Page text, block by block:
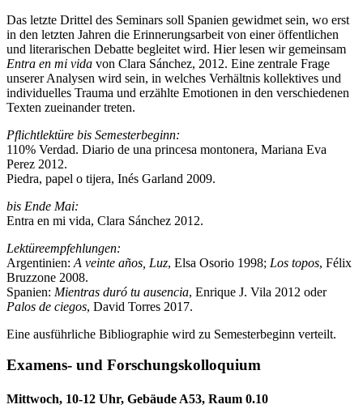
Das letzte Drittel des Seminars soll Spanien gewidmet sein, wo erst
in den letzten Jahren die Erinnerungsarbeit von einer öffentlichen
und literarischen Debatte begleitet wird. Hier lesen wir gemeinsam
Entra en mi vida von Clara Sánchez, 2012. Eine zentrale Frage
unserer Analysen wird sein, in welches Verhältnis kollektives und
individuelles Trauma und erzählte Emotionen in den verschiedenen
Texten zueinander treten.
Pflichtlektüre bis Semesterbeginn:
110% Verdad. Diario de una princesa montonera, Mariana Eva
Perez 2012.
Piedra, papel o tijera, Inés Garland 2009.
bis Ende Mai:
Entra en mi vida, Clara Sánchez 2012.
Lektüreempfehlungen:
Argentinien: A veinte años, Luz, Elsa Osorio 1998; Los topos, Félix
Bruzzone 2008.
Spanien: Mientras duró tu ausencia, Enrique J. Vila 2012 oder
Palos de ciegos, David Torres 2017.
Eine ausführliche Bibliographie wird zu Semesterbeginn verteilt.
Examens- und Forschungskolloquium
Mittwoch, 10-12 Uhr, Gebäude A53, Raum 0.10